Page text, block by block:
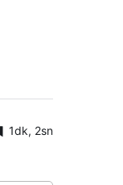
1dk, 2sn